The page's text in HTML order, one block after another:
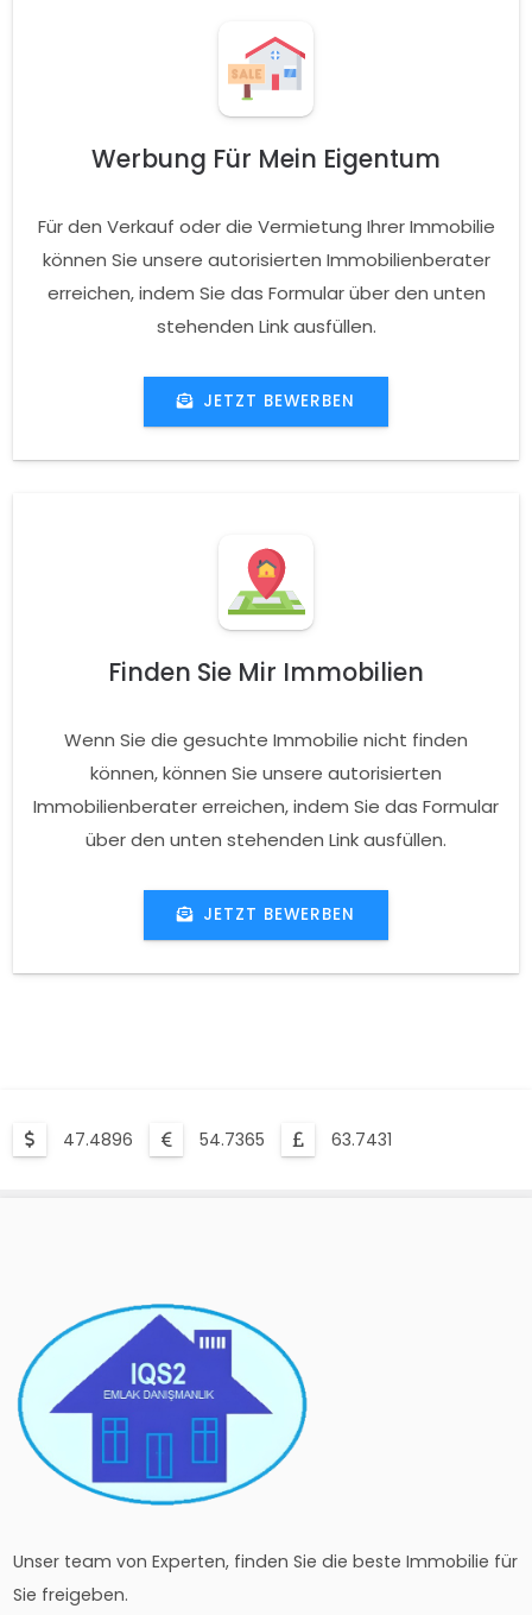
Werbung Für Mein Eigentum
Für den Verkauf oder die Vermietung Ihrer Immobilie
können Sie unsere autorisierten Immobilienberater
erreichen, indem Sie das Formular über den unten
stehenden Link ausfüllen.
JETZT BEWERBEN
Finden Sie Mir Immobilien
Wenn Sie die gesuchte Immobilie nicht finden
können, können Sie unsere autorisierten
Immobilienberater erreichen, indem Sie das Formular
über den unten stehenden Link ausfüllen.
JETZT BEWERBEN
47.4896 54.7365 63.7431
Unser team von Experten, finden Sie die beste Immobilie für
Sie freigeben.